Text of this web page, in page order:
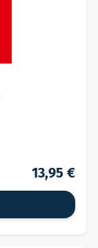
13,95 €